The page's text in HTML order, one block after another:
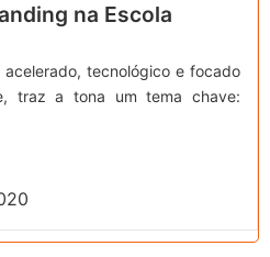
na Escola
tecnológico e focado
traz a tona um tema chave: